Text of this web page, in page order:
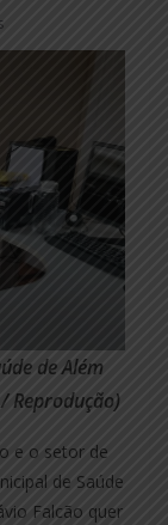
de Além
Reprodução)
e o setor de
de Saúde
Falcão quer